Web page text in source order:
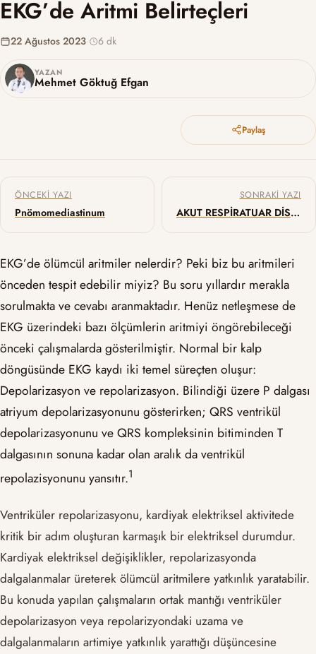
EKG’de Aritmi Belirteçleri
YAZAN
Mehmet Göktuğ Efgan
22 Ağustos 2023· 6 dk
Paylaş
Yazı gezinmesi
ÖNCEKI YAZI
Pnömomediastinum
SONRAKI YAZI
AKUT RESPİRATUAR DİSTRES SENDROMU – ARDS
EKG’de ölümcül aritmiler nelerdir? Peki biz bu aritmileri
önceden tespit edebilir miyiz? Bu soru yıllardır merakla
sorulmakta ve cevabı aranmaktadır. Henüz netleşmese de
EKG üzerindeki bazı ölçümlerin aritmiyi öngörebileceği
önceki çalışmalarda gösterilmiştir. Normal bir kalp
döngüsünde EKG kaydı iki temel süreçten oluşur:
Depolarizasyon ve repolarizasyon. Bilindiği üzere P dalgası
atriyum depolarizasyonunu gösterirken; QRS ventrikül
depolarizasyonunu ve QRS kompleksinin bitiminden T
dalgasının sonuna kadar olan aralık da ventrikül
repolazisyonunu yansıtır.​1​
Ventriküler repolarizasyonu, kardiyak elektriksel aktivitede
kritik bir adım oluşturan karmaşık bir elektriksel durumdur.
Kardiyak elektriksel değişiklikler, repolarizasyonda
dalgalanmalar üreterek ölümcül aritmilere yatkınlık yaratabilir.
Bu konuda yapılan çalışmaların ortak mantığı ventriküler
depolarizasyon veya repolarizyondaki uzama ve
dalgalanmaların artimiye yatkınlık yarattığı düşüncesine